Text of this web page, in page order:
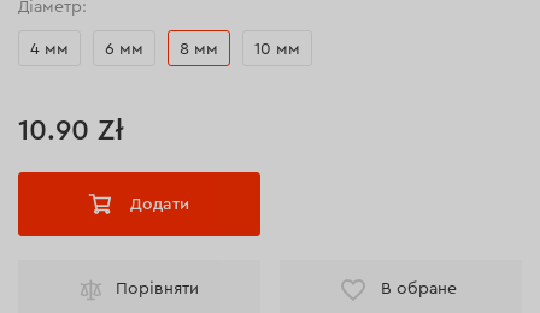
Діаметр:
4 мм 6 мм 8 мм 10 мм
10.90 Zł
Додати
Порівняти В обране